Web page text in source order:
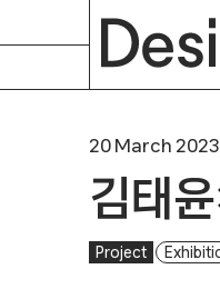
20 March 2023
김태
Project
김태윤×백현진 2